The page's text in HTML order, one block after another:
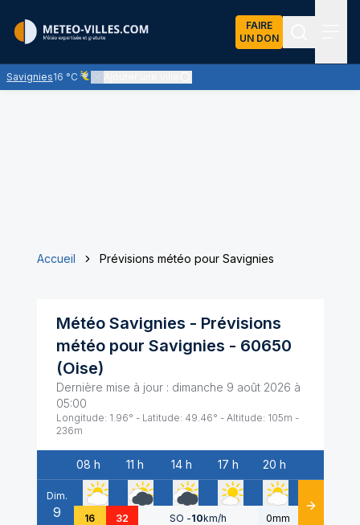
FAIRE
UN DON
Savignies16 °C
Ciel voilé par des nuages d'altitude, ternissant plus ou
Accueil Prévisions météo pour Savignies
Météo Savignies - Prévisions
météo pour Savignies - 60650
(Oise)
Dernière mise à jour : dimanche 9 août 2026 à
05:00
Longitude: 1.96° - Latitude: 49.46° - Altitude: 105m -
236m
Date
08 h 11 h 14 h 17 h 20 h
Dim.
9 16 32 SO -10km/h 0mm Détails